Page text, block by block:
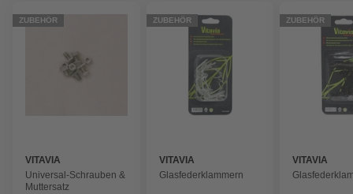
ZUBEHÖR
VITAVIA
Universal-Schrauben &
Muttersatz
ZUBEHÖR
VITAVIA
Glasfederklammern
ZUBEHÖR
VITAVIA